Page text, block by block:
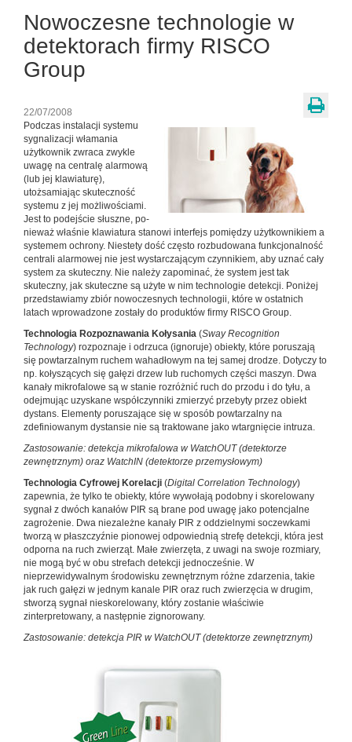
Nowoczesne technologie w
detektorach firmy RISCO
Group
22/07/2008
Podczas instalacji systemu
sygnalizacji włamania
użytkownik zwraca zwykle
uwagę na centralę alarmową
(lub jej klawiaturę),
utożsamiając skuteczność
systemu z jej możliwościami.
Jest to podejście słuszne, po­
nieważ właśnie klawiatura stanowi interfejs pomiędzy użytkownikiem a
systemem ochrony. Niestety dość często rozbudowana funkcjonalność
centrali alarmowej nie jest wystarczającym czynnikiem, aby uznać cały
system za skuteczny. Nie należy zapominać, że system jest tak
skuteczny, jak skuteczne są użyte w nim technologie detekcji. Poniżej
przedstawiamy zbiór nowoczesnych technologii, które w ostatnich
latach wprowadzone zostały do produktów firmy RISCO Group.
Technologia Rozpoznawania Kołysania (Sway Recogni­tion
Technology) rozpoznaje i odrzuca (ignoruje) obiekty, które poruszają
się powtarzalnym ruchem wahadłowym na tej samej drodze. Dotyczy to
np. kołyszących się gałęzi drzew lub ruchomych części maszyn. Dwa
kanały mikrofa­lowe są w stanie rozróżnić ruch do przodu i do tyłu, a
odej­mując uzyskane współczynniki zmierzyć przebyty przez obiekt
dystans. Elementy poruszające się w sposób powta­rzalny na
zdefiniowanym dystansie nie są traktowane jako wtargnięcie intruza.
Zastosowanie: detekcja mikrofalowa w WatchOUT (detektorze
zewnętrznym) oraz WatchIN (detektorze przemysłowym)
Technologia Cyfrowej Korelacji (Digital Correlation Technology)
zapewnia, że tylko te obiekty, które wywoła­ją podobny i skorelowany
sygnał z dwóch kanałów PIR są brane pod uwagę jako potencjalne
zagrożenie. Dwa niezależne kanały PIR z oddzielnymi soczewkami
tworzą w płaszczyźnie pionowej odpowiednią strefę detekcji, któ­ra jest
odporna na ruch zwierząt. Małe zwierzęta, z uwagi na swoje rozmiary,
nie mogą być w obu strefach detekcji jednocześnie. W
nieprzewidywalnym środowisku zewnętrz­nym różne zdarzenia, takie
jak ruch gałęzi w jednym kanale PIR oraz ruch zwierzęcia w drugim,
stworzą sygnał niesko­relowany, który zostanie właściwie
zinterpretowany, a na­stępnie zignorowany.
Zastosowanie: detekcja PIR w WatchOUT (detektorze ze­wnętrznym)